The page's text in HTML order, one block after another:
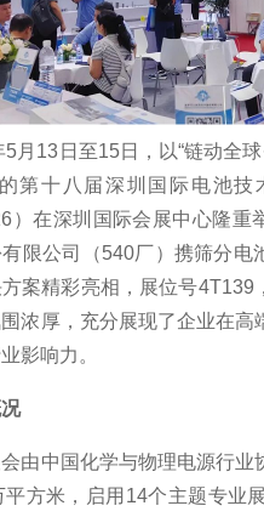
13日至15日，以“链动全球
第十八届深圳国际电池技
）在深圳国际会展中心隆重
限公司（540厂）携筛分电
案精彩亮相，展位号4T139
浓厚，充分展现了企业在高
影响力。
中国化学与物理电源行业
平方米，启用14个主题专业